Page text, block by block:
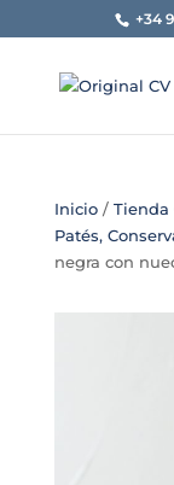
+34
Inicio/ Tienda
Patés,
negra con